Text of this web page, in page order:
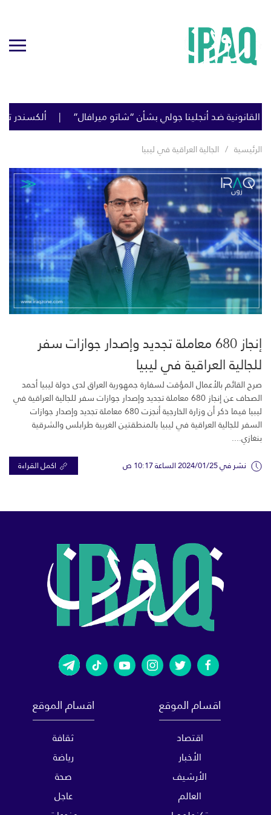
ضد أنجلينا جولي بشأن “شاتو ميرافال” ألكسندر
الرئيسية الجالية العراقية في ليبيا
إنجاز 680 معاملة تجديد وإصدار جوازات سفر
للجالية العراقية في ليبيا
صرح القائم بالأعمال المؤقت لسفارة جمهورية العراق لدى دولة ليبيا أحمد
الصحاف عن إنجاز 680 معاملة تجديد وإصدار جوازات سفر للجالية العراقية في
ليبيا فيما ذكر أن وزارة الخارجية أنجزت 680 معاملة تجديد وإصدار جوازات
السفر للجالية العراقية في ليبيا بالمنطقتين الغربية طرابلس والشرقية
بنغازي....
نشر في 2024/01/25 الساعة 10:17 ص اكمل القراءة
اقسام الموقع
اقتصاد
الأخبار
الأرشيف
العالم
اقسام الموقع
ثقافة
رياضة
صحة
عاجل